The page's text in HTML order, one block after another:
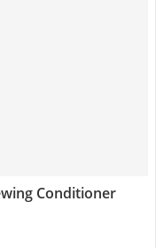
Conditioner